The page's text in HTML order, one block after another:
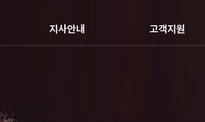
지사안내 고객지원